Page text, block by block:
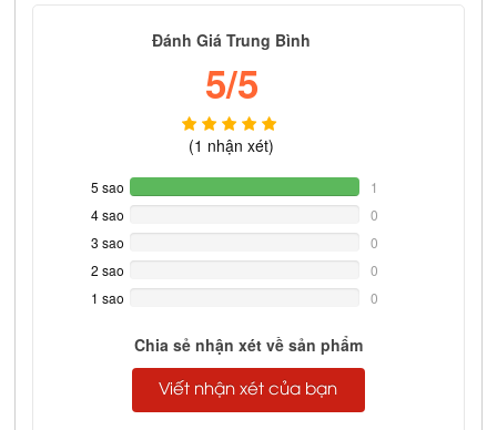
Đánh Giá Trung Bình
5/5
(1 nhận xét)
5 sao
Complete
1
4 sao
Complete
0
3 sao
Complete
0
2 sao
Complete
0
1 sao
0
Chia sẻ nhận xét về sản phẩm
Viết nhận xét của bạn